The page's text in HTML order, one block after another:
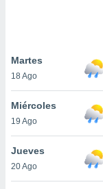
únicos
similares
como
Martes
18 Ago
Miércoles
19 Ago
Jueves
20 Ago